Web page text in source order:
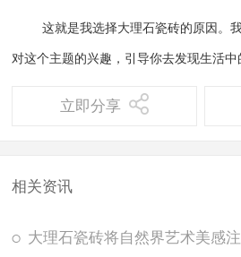
这就是我选择大理石瓷砖的原因。
对这个主题的兴趣，引导你去发现生活中
立即分享
相关资讯